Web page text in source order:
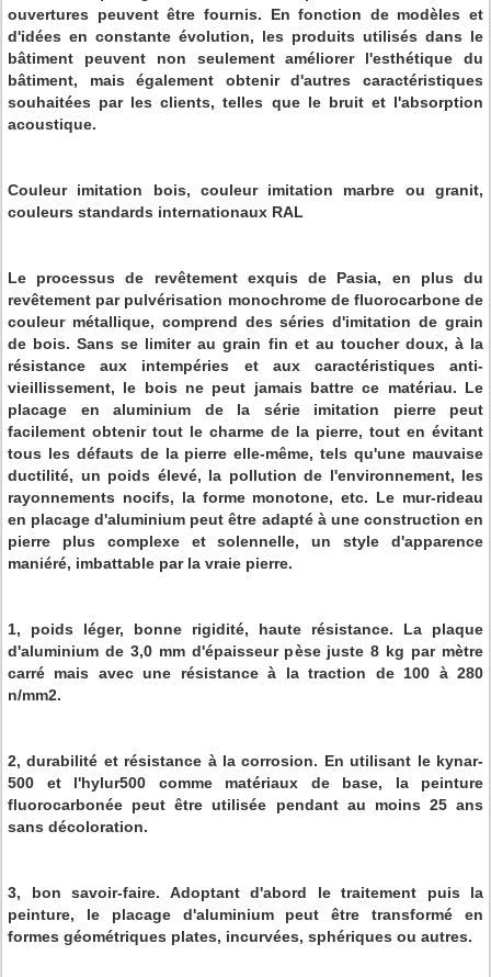
ouvertures peuvent être fournis. En fonction de modèles et
d'idées en constante évolution, les produits utilisés dans le
bâtiment peuvent non seulement améliorer l'esthétique du
bâtiment, mais également obtenir d'autres caractéristiques
souhaitées par les clients, telles que le bruit et l'absorption
acoustique.
Couleur imitation bois, couleur imitation marbre ou granit,
couleurs standards internationaux RAL
Le processus de revêtement exquis de Pasia, en plus du
revêtement par pulvérisation monochrome de fluorocarbone de
couleur métallique, comprend des séries d'imitation de grain
de bois. Sans se limiter au grain fin et au toucher doux, à la
résistance aux intempéries et aux caractéristiques anti-
vieillissement, le bois ne peut jamais battre ce matériau. Le
placage en aluminium de la série imitation pierre peut
facilement obtenir tout le charme de la pierre, tout en évitant
tous les défauts de la pierre elle-même, tels qu'une mauvaise
ductilité, un poids élevé, la pollution de l'environnement, les
rayonnements nocifs, la forme monotone, etc. Le mur-rideau
en placage d'aluminium peut être adapté à une construction en
pierre plus complexe et solennelle, un style d'apparence
maniéré, imbattable par la vraie pierre.
1, poids léger, bonne rigidité, haute résistance. La plaque
d'aluminium de 3,0 mm d'épaisseur pèse juste 8 kg par mètre
carré mais avec une résistance à la traction de 100 à 280
n/mm2.
2, durabilité et résistance à la corrosion. En utilisant le kynar-
500 et l'hylur500 comme matériaux de base, la peinture
fluorocarbonée peut être utilisée pendant au moins 25 ans
sans décoloration.
3, bon savoir-faire. Adoptant d'abord le traitement puis la
peinture, le placage d'aluminium peut être transformé en
formes géométriques plates, incurvées, sphériques ou autres.